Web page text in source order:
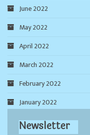
June 2022
May 2022
April 2022
March 2022
February 2022
January 2022
Newsletter